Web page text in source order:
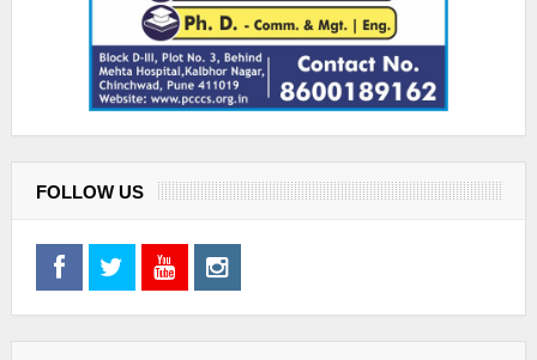
FOLLOW US